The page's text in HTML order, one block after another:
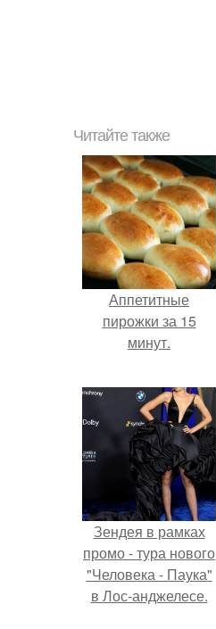
Читайте также
Аппетитные
пирожки за 15
минут.
Зендея в рамках
промо - тура нового
"Человека - Паука"
в Лос-анджелесе.